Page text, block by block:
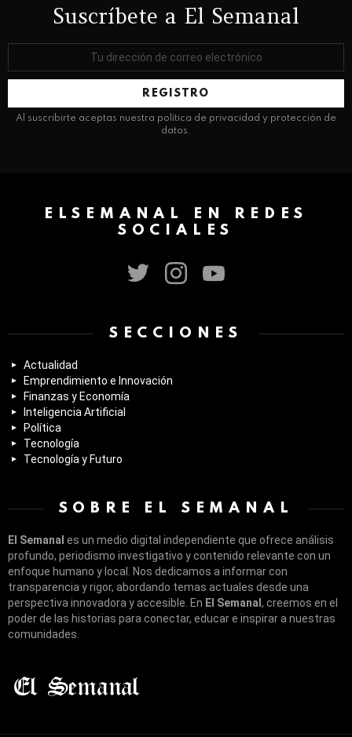
Suscríbete a El Semanal
Al suscribirte aceptas nuestra política de privacidad y protección de
datos.
ELSEMANAL EN REDES
SOCIALES
SECCIONES
Actualidad
Emprendimiento e Innovación
Finanzas y Economía
Inteligencia Artificial
Política
Tecnología
Tecnología y Futuro
SOBRE EL SEMANAL
El Semanal es un medio digital independiente que ofrece análisis
profundo, periodismo investigativo y contenido relevante con un
enfoque humano y local. Nos dedicamos a informar con
transparencia y rigor, abordando temas actuales desde una
perspectiva innovadora y accesible. En El Semanal , creemos en el
poder de las historias para conectar, educar e inspirar a nuestras
comunidades.